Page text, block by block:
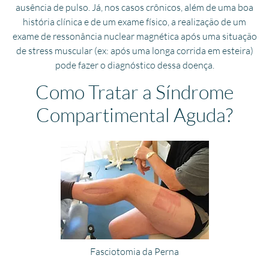
ausência de pulso. Já, nos casos crônicos, além de uma boa
história clínica e de um exame físico, a realização de um
exame de ressonância nuclear magnética após uma situação
de stress muscular (ex: após uma longa corrida em esteira)
pode fazer o diagnóstico dessa doença.
Como Tratar a Síndrome
Compartimental Aguda?
Fasciotomia da Perna